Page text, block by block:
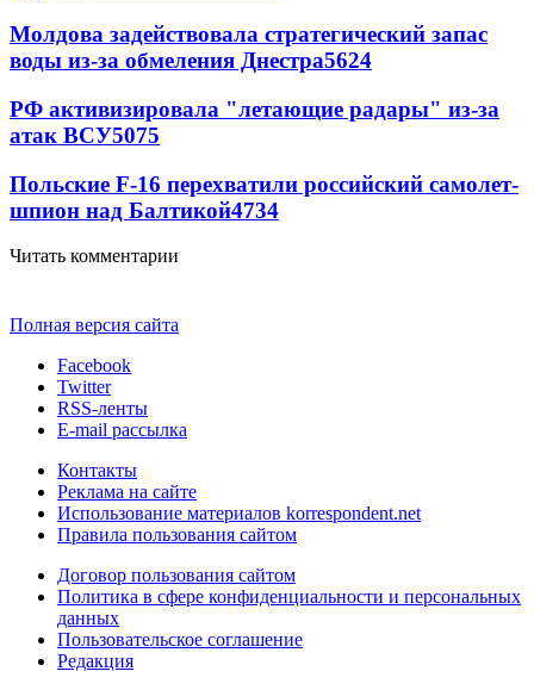
Молдова задействовала стратегический запас
воды из-за обмеления Днестра5624
РФ активизировала "летающие радары" из-за
атак ВСУ5075
Польские F-16 перехватили российский самолет-
шпион над Балтикой4734
Читать комментарии
Полная версия сайта
Facebook
Twitter
RSS-ленты
E-mail рассылка
Контакты
Реклама на сайте
Использование материалов korrespondent.net
Правила пользования сайтом
Договор пользования сайтом
Политика в сфере конфиденциальности и персональных
данных
Пользовательское соглашение
Редакция